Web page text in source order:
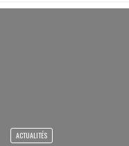
ACTUALITÉS